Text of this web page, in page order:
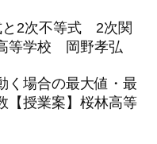
2次不等式 2次関
等学校 岡野孝弘
場合の最大値・最
授業案】桜林高等